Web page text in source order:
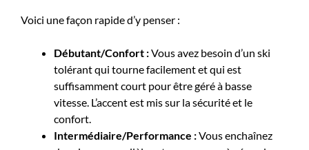
Voici une façon rapide d’y penser :
Débutant/Confort :Vous avez besoin d’un ski
tolérant qui tourne facilement et qui est
suffisamment court pour être géré à basse
vitesse. L’accent est mis sur la sécurité et le
confort.
Intermédiaire/Performance :Vous enchaînez